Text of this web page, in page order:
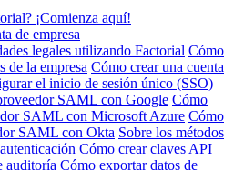
¡Comienza aquí!
de empresa
legales utilizando Factorial Cómo
de la empresa Cómo crear una cuenta
el inicio de sesión único (SSO)
SAML con Google Cómo
SAML con Microsoft Azure Cómo
SAML con Okta Sobre los métodos
Cómo crear claves API
auditoría Cómo exportar datos de